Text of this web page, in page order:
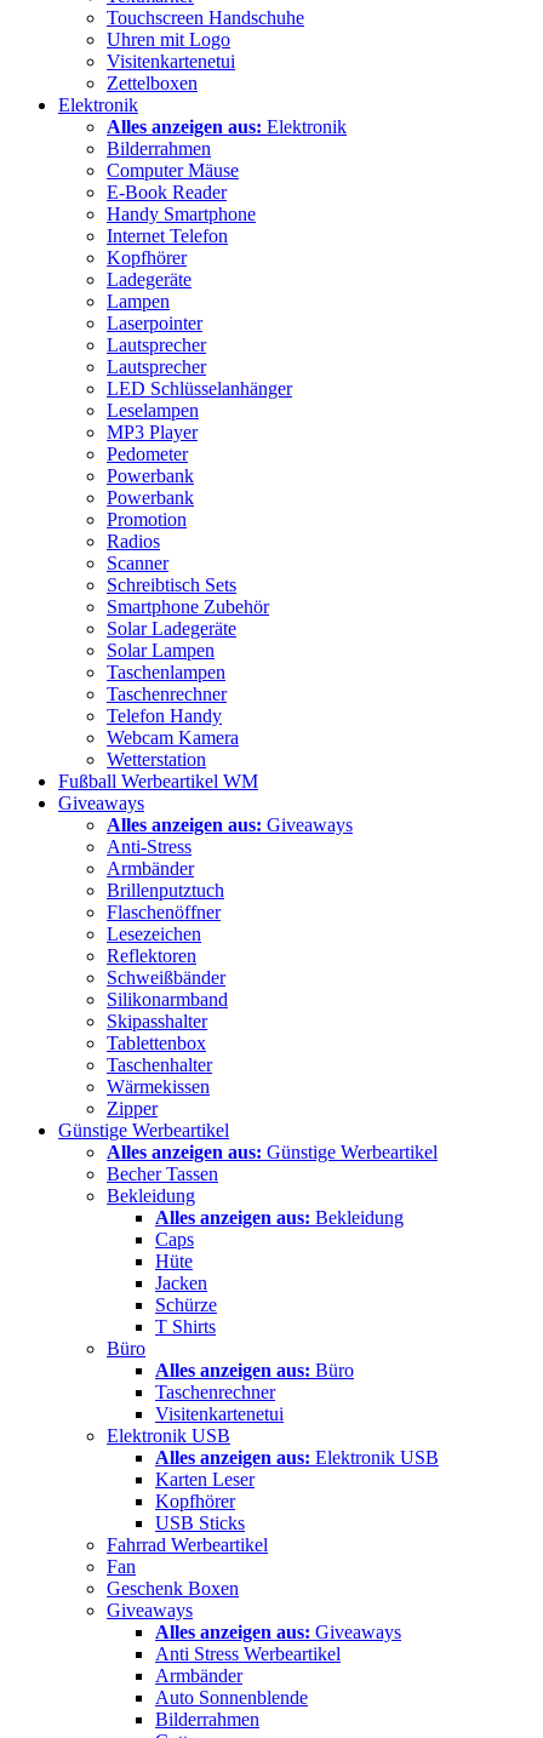
Touchscreen Handschuhe
Uhren mit Logo
Visitenkartenetui
Zettelboxen
Elektronik
Alles anzeigen aus: Elektronik
Bilderrahmen
Computer Mäuse
E-Book Reader
Handy Smartphone
Internet Telefon
Kopfhörer
Ladegeräte
Lampen
Laserpointer
Lautsprecher
Lautsprecher
LED Schlüsselanhänger
Leselampen
MP3 Player
Pedometer
Powerbank
Powerbank
Promotion
Radios
Scanner
Schreibtisch Sets
Smartphone Zubehör
Solar Ladegeräte
Solar Lampen
Taschenlampen
Taschenrechner
Telefon Handy
Webcam Kamera
Wetterstation
Fußball Werbeartikel WM
Giveaways
Alles anzeigen aus: Giveaways
Anti-Stress
Armbänder
Brillenputztuch
Flaschenöffner
Lesezeichen
Reflektoren
Schweißbänder
Silikonarmband
Skipasshalter
Tablettenbox
Taschenhalter
Wärmekissen
Zipper
Günstige Werbeartikel
Alles anzeigen aus: Günstige Werbeartikel
Becher Tassen
Bekleidung
Alles anzeigen aus: Bekleidung
Caps
Hüte
Jacken
Schürze
T Shirts
Büro
Alles anzeigen aus: Büro
Taschenrechner
Visitenkartenetui
Elektronik USB
Alles anzeigen aus: Elektronik USB
Karten Leser
Kopfhörer
USB Sticks
Fahrrad Werbeartikel
Fan
Geschenk Boxen
Giveaways
Alles anzeigen aus: Giveaways
Anti Stress Werbeartikel
Armbänder
Auto Sonnenblende
Bilderrahmen